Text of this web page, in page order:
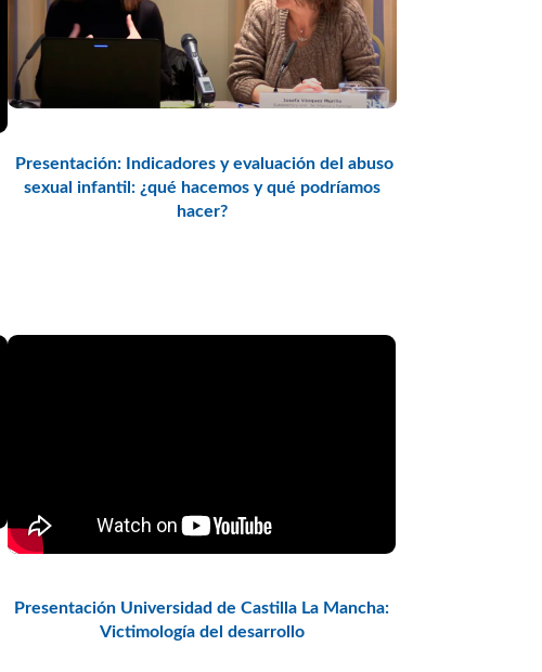
Presentación: Indicadores y evaluación del abuso
sexual infantil: ¿qué hacemos y qué podríamos
hacer?
Presentación Universidad de Castilla La Mancha:
Victimología del desarrollo